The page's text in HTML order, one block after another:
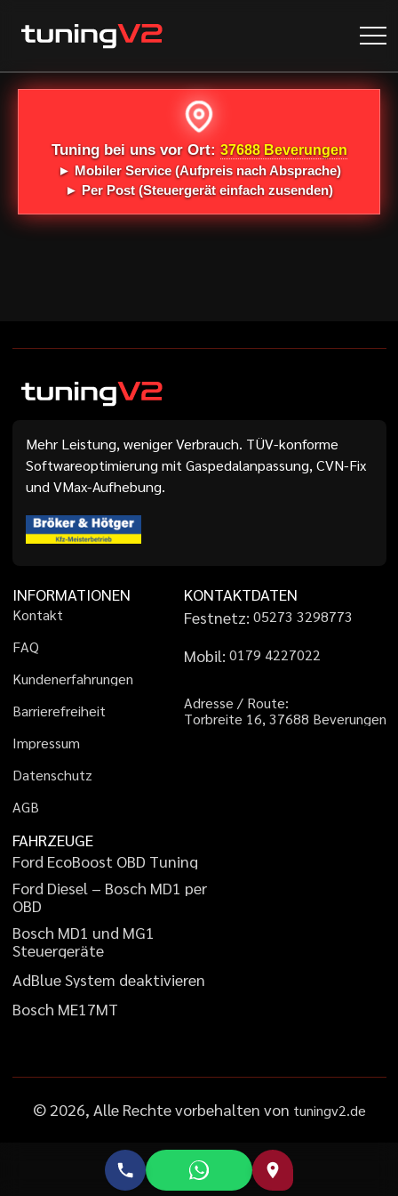
Tuning bei uns vor Ort: 37688 Beverungen
► Mobiler Service(Aufpreis nach Absprache)
►Per Post(Steuergerät einfach zusenden)
Mehr Leistung, weniger Verbrauch. TÜV-konforme
Softwareoptimierung mit Gaspedalanpassung, CVN-Fix
und VMax-Aufhebung.
INFORMATIONEN
Kontakt
FAQ
Kundenerfahrungen
Barrierefreiheit
Impressum
Datenschutz
AGB
KONTAKTDATEN
Festnetz: 05273 3298773
Mobil: 01 79 4227022
Adresse / Route:
Torbreite 16, 37688 Beverungen
FAHRZEUGE
Ford EcoBoost OBD Tuning
Ford Diesel – Bosch MD1 per
OBD
Bosch MD1 und MG1
Steuergeräte
AdBlueSystem deaktivieren
Bosch ME17MT
© 2026, Alle Rechte vorbehalten von tuningv2.de